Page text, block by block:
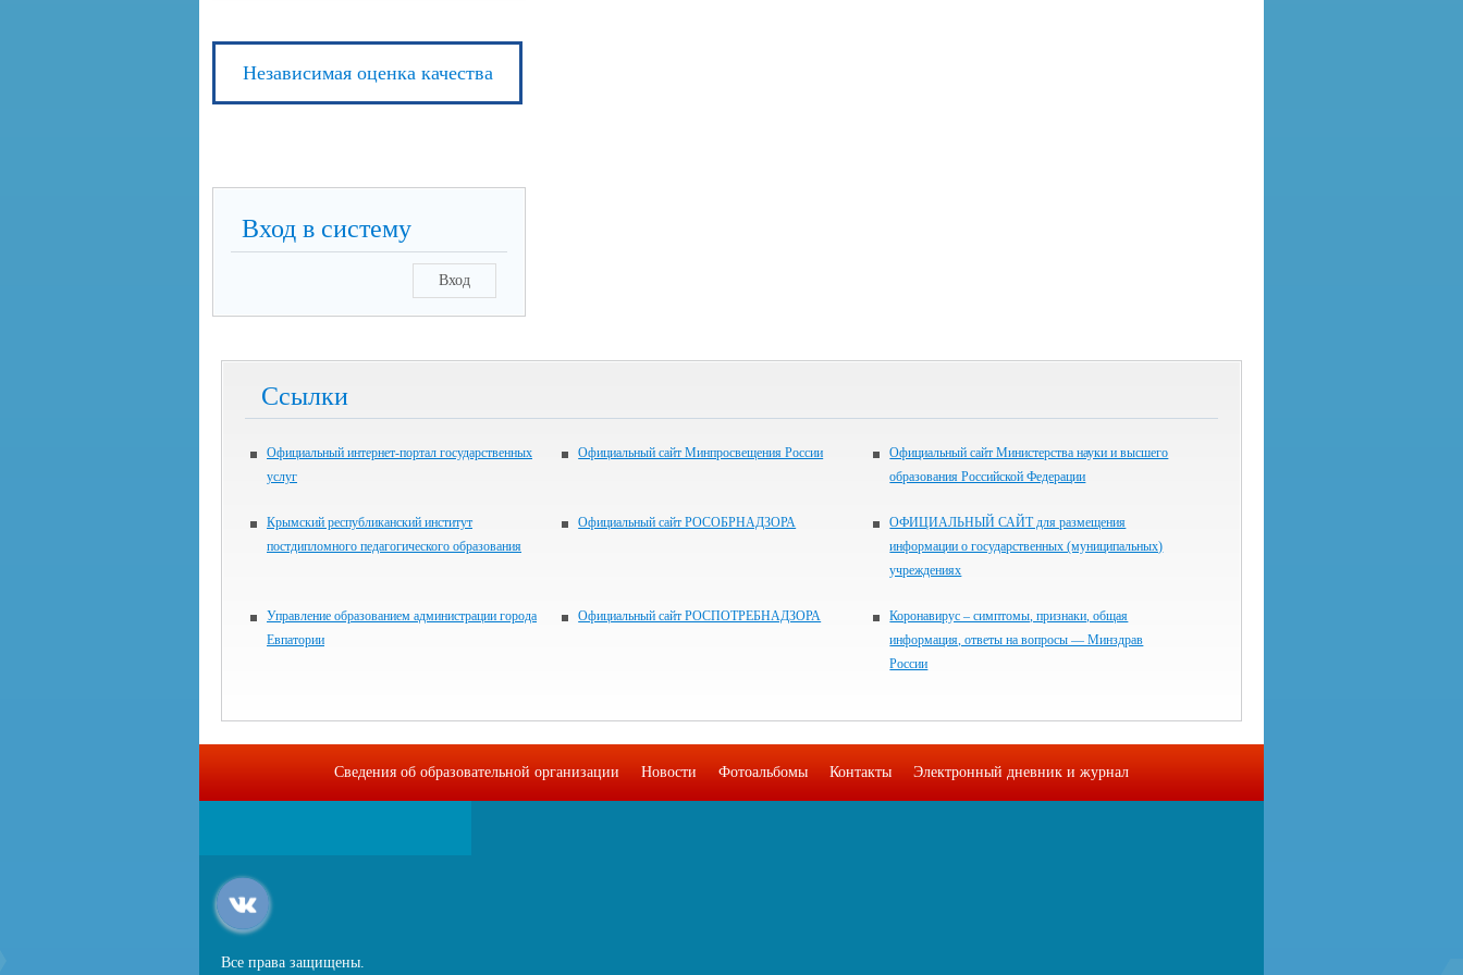
Независимая оценка качества
Вход в систему
Вход
Ссылки
Официальный интернет-портал государственных
услуг
Официальный сайт Минпросвещения России
Официальный сайт Министерства науки и высшего
образования Российской Федерации
Крымский республиканский институт
постдипломного педагогического образования
Официальный сайт РОСОБРНАДЗОРА
ОФИЦИАЛЬНЫЙ САЙТ для размещения
информации о государственных (муниципальных)
учреждениях
Управление образованием администрации города
Евпатории
Официальный сайт РОСПОТРЕБНАДЗОРА
Коронавирус – симптомы, признаки, общая
информация, ответы на вопросы — Минздрав
России
Сведения об образовательной организации Новости Фотоальбомы Контакты Электронный дневник и журнал
Все права защищены.